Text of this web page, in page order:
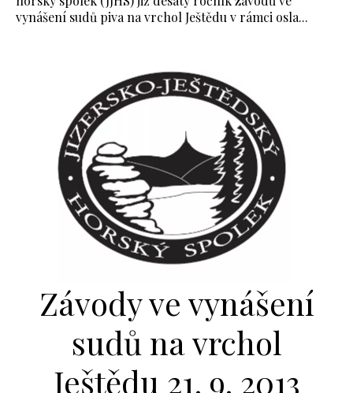
vynášení sudů piva na vrchol Ještědu v rámci osla...
Závody ve vynášení
sudů na vrchol
Ještědu 21. 9. 2013